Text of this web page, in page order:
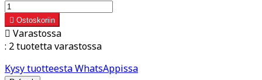
 Ostoskoriin
 Varastossa
: 2 tuotetta varastossa
Kysy tuotteesta WhatsAppissa